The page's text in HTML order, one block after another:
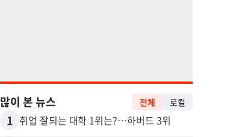
많이 본 뉴스 전체 로컬
1 취업 잘되는 대학 1위는?…하버드 3위